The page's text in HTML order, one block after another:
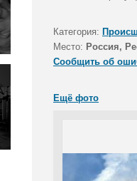
Категория:
Место: Россия,
Сообщить об
Ещё фото